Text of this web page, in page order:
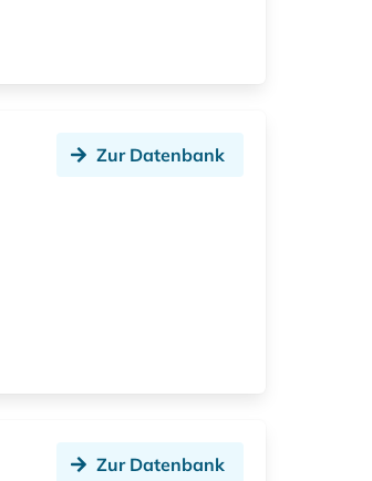
Zur Datenbank
Zur Datenbank